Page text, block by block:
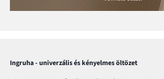
Ingruha - univerzális és kényelmes öltözet